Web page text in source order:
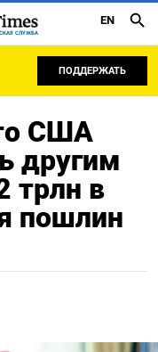
СЛУЖБА
EN
ПОДДЕРЖАТЬ
США
другим
трлн в
пошлин